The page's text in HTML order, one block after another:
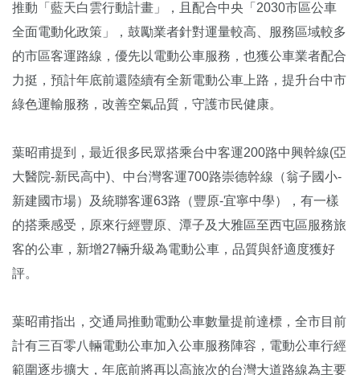
推動「藍天白雲行動計畫」，且配合中央「2030市區公車
全面電動化政策」，鼓勵業者針對運量較高、服務區域較多
的市區客運路線，優先以電動公車服務，也獲公車業者配合
力挺，預計年底前還陸續有全新電動公車上路，提升台中市
綠色運輸服務，改善空氣品質，守護市民健康。
葉昭甫提到，最近很多民眾搭乘台中客運200路中興幹線(亞
大醫院-新民高中)、中台灣客運700路崇德幹線（翁子國小-
新建國市場）及統聯客運63路（豐原-宜寧中學），有一樣
的搭乘感受，原來行經豐原、潭子及大雅區至西屯區服務旅
客的公車，新增27輛升級為電動公車，品質與舒適度獲好
評。
葉昭甫指出，交通局推動電動公車數量提前達標，全市目前
計有三百零八輛電動公車加入公車服務陣容，電動公車行經
範圍逐步擴大，年底前將再以高旅次的台灣大道路線為主要